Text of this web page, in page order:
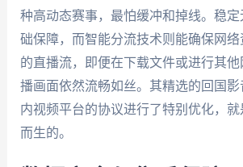
种高动态赛事，最怕缓冲和掉线。稳
础保障，而智能分流技术则能确保网
的直播流，即便在下载文件或进行其
播画面依然流畅如丝。其精选的回国影
内视频平台的协议进行了特别优化，
而生的。